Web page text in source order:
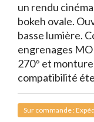
un rendu
bokeh ovale.
basse lumière.
engrenages
270° et
compatibilité
Sur commande :